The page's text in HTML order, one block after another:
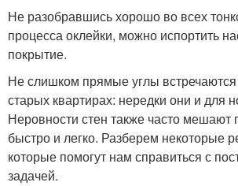
Не разобравшись хорошо во всех
процесса оклейки, можно испортить
покрытие.
Не слишком прямые углы встречаются
старых квартирах: нередки они и для
Неровности стен также часто мешают
быстро и легко. Разберем некоторые
которые помогут нам справиться с
задачей.